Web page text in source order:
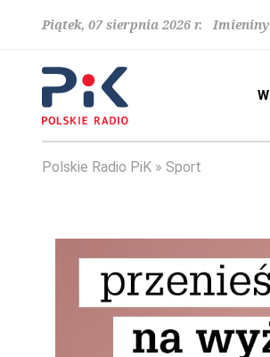
Piątek, 07 sierpnia 2026 r.
Polskie Radio PiK Sport